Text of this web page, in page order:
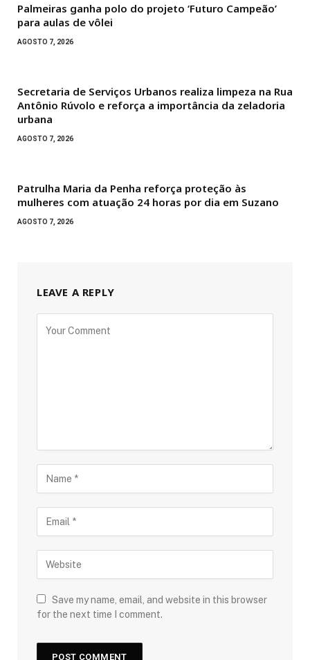
Palmeiras ganha polo do projeto ‘Futuro Campeão’
para aulas de vôlei
AGOSTO 7, 2026
Secretaria de Serviços Urbanos realiza limpeza na Rua
Antônio Rúvolo e reforça a importância da zeladoria
urbana
AGOSTO 7, 2026
Patrulha Maria da Penha reforça proteção às
mulheres com atuação 24 horas por dia em Suzano
AGOSTO 7, 2026
LEAVE A REPLY
Save my name, email, and website in this browser
for the next time I comment.